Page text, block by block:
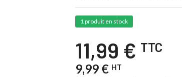
1 produit en stock
11,99 € TTC
9,99 € HT